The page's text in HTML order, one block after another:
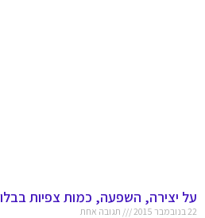
על יצירה, השפעה, כמות צפיות
22 בנובמבר 2015 תגובה אחת